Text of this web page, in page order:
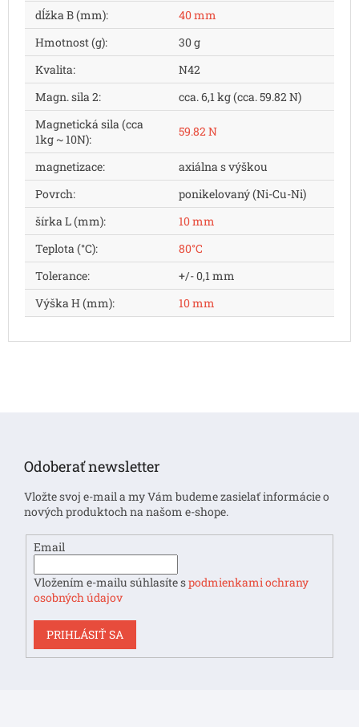
dĺžka B (mm):
40 mm
Hmotnost (g):
30 g
Kvalita:
N42
Magn. sila 2:
cca. 6,1 kg (cca. 59.82 N)
Magnetická sila (cca
1kg ~ 10N):
59.82 N
magnetizace:
axiálna s výškou
Povrch:
ponikelovaný (Ni-Cu-Ni)
šírka L (mm):
10 mm
Teplota (°C):
80°C
Tolerance:
+/- 0,1 mm
Výška H (mm): 10 mm
Odoberať newsletter
Vložte svoj e-mail a my Vám budeme zasielať informácie o
nových produktoch na našom e-shope.
Email
Vložením e-mailu súhlasíte spodmienkami ochrany
osobných údajov
PRIHLÁSIŤ SA